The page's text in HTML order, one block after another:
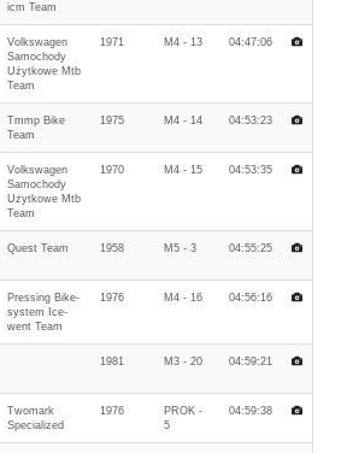
icm Team
Volkswagen
Samochody
Użytkowe Mtb
Team
1971 M4 - 13 04:47:06
Tmmp Bike
Team
1975 M4 - 14 04:53:23
Volkswagen
Samochody
Użytkowe Mtb
Team
1970 M4 - 15 04:53:35
Quest Team 1958 M5 - 3 04:55:25
Pressing Bike-
system Ice-
went Team
1976 M4 - 16 04:56:16
1981 M3 - 20 04:59:21
Twomark
Specialized
1976
PROK -
5
04:59:38